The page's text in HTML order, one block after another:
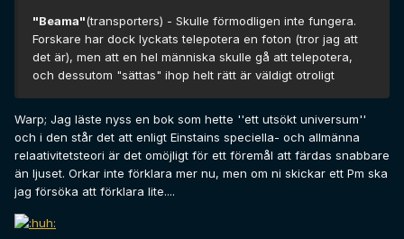
"Beama"(transporters) - Skulle förmodligen inte fungera.
Forskare har dock lyckats telepotera en foton (tror jag att
det är), men att en hel människa skulle gå att telepotera,
och dessutom "sättas" ihop helt rätt är väldigt otroligt
Warp; Jag läste nyss en bok som hette ''ett utsökt universum''
och i den står det att enligt Einstains speciella- och allmänna
relaativitetsteori är det omöjligt för ett föremål att färdas snabbare
än ljuset. Orkar inte förklara mer nu, men om ni skickar ett Pm ska
jag försöka att förklara lite....